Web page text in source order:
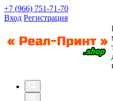
+7 (966) 751-71-70
Вход Регистрация